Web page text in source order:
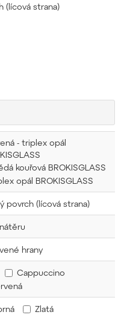
(lícová strana)
- triplex opál
kouřová BROKISGLASS
opál BROKISGLASS
povrch (lícová strana)
hrany
Cappuccino
Zlatá